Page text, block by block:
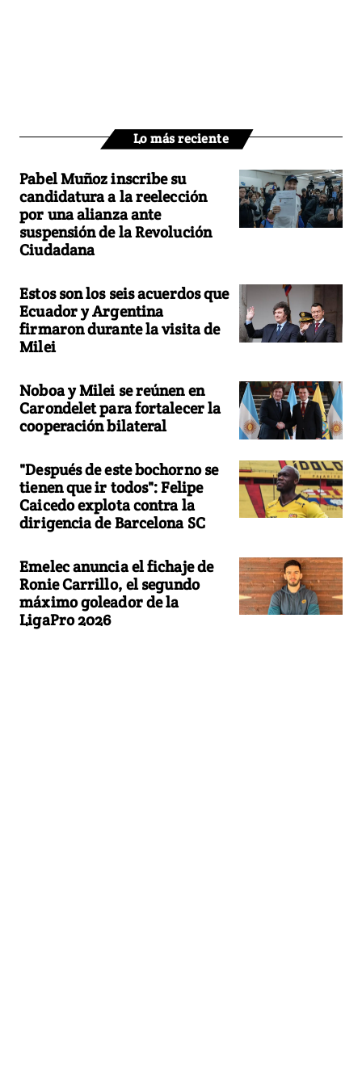
Lo más reciente
Pabel Muñoz inscribe su
candidatura a la reelección
por una alianza ante
suspensión de la Revolución
Ciudadana
Estos son los seis acuerdos que
Ecuador y Argentina
firmaron durante la visita de
Milei
Noboa y Milei se reúnen en
Carondelet para fortalecer la
cooperación bilateral
"Después de este bochorno se
tienen que ir todos": Felipe
Caicedo explota contra la
dirigencia de Barcelona SC
Emelec anuncia el fichaje de
Ronie Carrillo, el segundo
máximo goleador de la
LigaPro 2026